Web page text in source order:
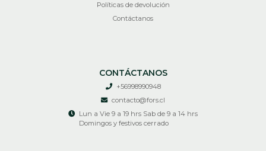
Políticas de devolución
Contáctanos
CONTÁCTANOS
+56998990948
contacto@fors.cl
Lun a Vie 9 a 19 hrs Sab de 9 a 14 hrs
Domingos y festivos cerrado